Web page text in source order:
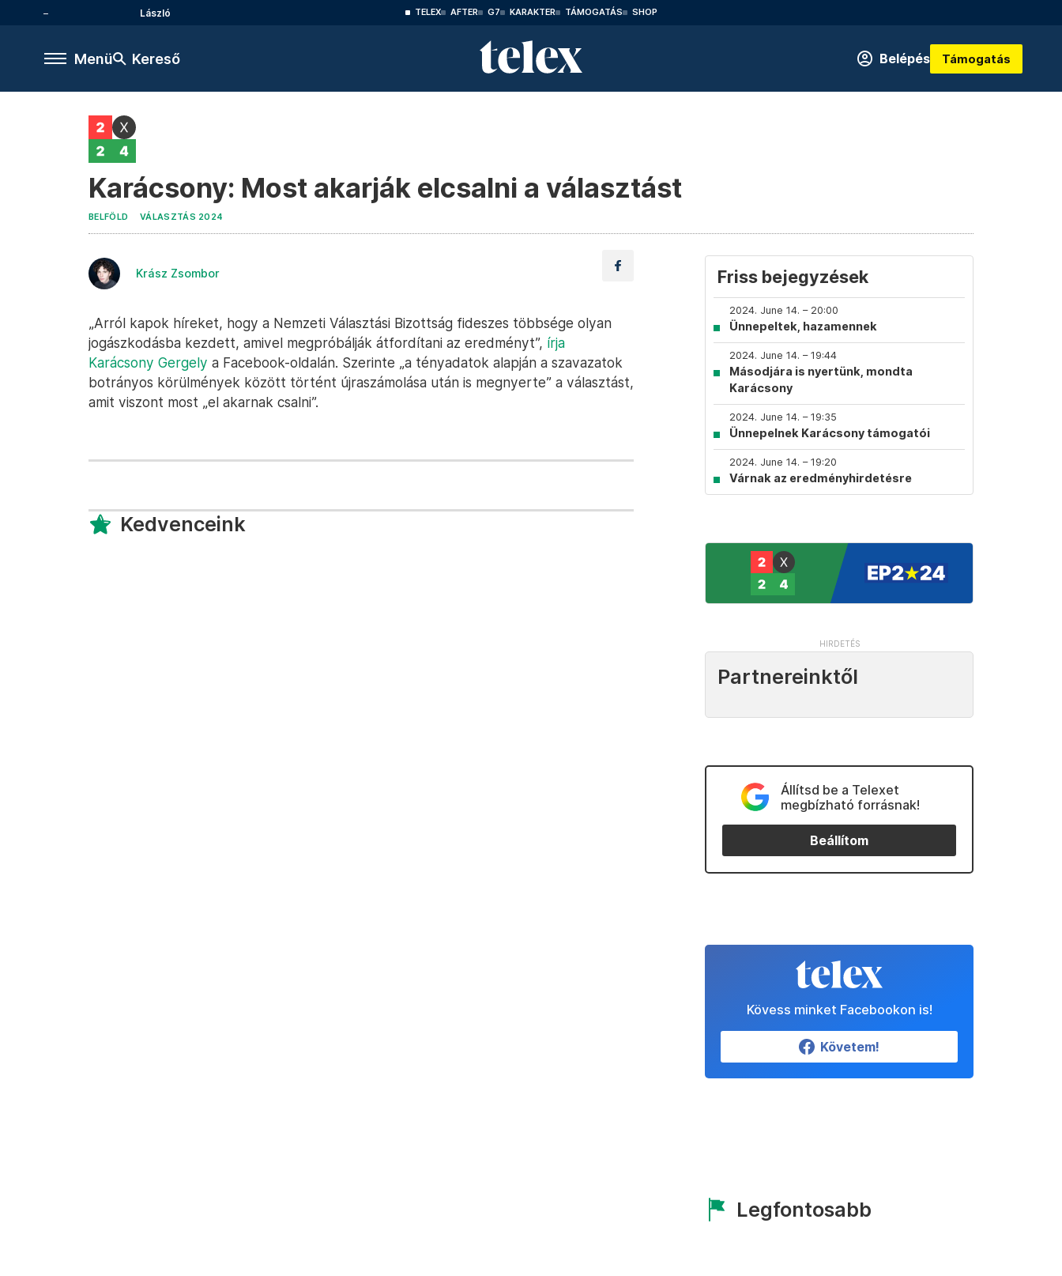
László TELEX AFTER G7 KARAKTER TÁMOGATÁS SHOP
Menü Kereső Belépés Támogatás
Karácsony: Most akarják elcsalni a választást
BELFÖLD VÁLASZTÁS 2024
Krász Zsombor
„Arról kapok híreket, hogy a Nemzeti Választási Bizottság fideszes többsége olyan
jogászkodásba kezdett, amivel megpróbálják átfordítani az eredményt”, írja
Karácsony Gergely a Facebook-oldalán. Szerinte „a tényadatok alapján a szavazatok
botrányos körülmények között történt újraszámolása után is megnyerte” a választást,
amit viszont most „el akarnak csalni”.
Kedvenceink
Friss bejegyzések
2024. June 14. – 20:00
Ünnepeltek, hazamennek
2024. June 14. – 19:44
Másodjára is nyertünk, mondta
Karácsony
2024. June 14. – 19:35
Ünnepelnek Karácsony támogatói
2024. June 14. – 19:20
Várnak az eredményhirdetésre
Partnereinktől
Állítsd be a Telexet
megbízható forrásnak!
Beállítom
Kövess minket Facebookon is!
Követem!
Legfontosabb